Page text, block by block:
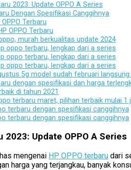
2023: Update OPPO A Series
Dengan Spesifikasi Canggihnya
Terbaru
OPPO Terbaru
murah berkualitas update 2024
oppo terbaru, lengkap dari a series
oppo terbaru, lengkap dari a series
oppo terbaru, lengkap dari a series
5g model sudah februari
dengan spesifikasi dan harga
di tahun 2021
terbaru maret, pilihan terbaik mulai 1
terbaru dengan spesifikasi canggihnya
terbaru dengan spesifikasi canggihnya
2023: Update OPPO A Series
mengenai HP OPPO terbaru dari
harga yang terjangkau, banyak